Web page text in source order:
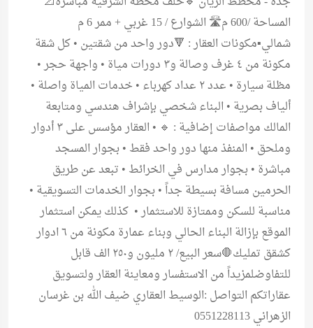
المساحة /600 م🛣️ الشوارع / 15 غربي + ممر 6 م
شمالي▪️مكونات العقار : 🔻دور واحد من شقتين • كل شقة
مكونة من ٤ غرف وصالة و٣ دورات مياة • واجهة حجر •
⁠مظلة سيارة • ⁠عدد ٢ عداد كهرباء • ⁠خدمات المياة واصلة •
⁠ألياف بصرية • ⁠البناء شخصي بإشراف هندسي ومتابعة
المالك مواصفات إضافية : 🔹 • العقار مؤسس على ٣ أدوار
وملحق • ⁠المنفذ منها دور واحد فقط • ⁠بجوار المسجد
مباشرة • ⁠بجوار مدارس في الخرائط • ⁠تبعد عن طريق
الحرمين مسافة بسيطة جداً • ⁠بجوار الخدمات التسويقية •
مناسبة للسكن وممتازة للاستثمار • ⁠ كذلك يمكن استثمار
الموقع بإزالة البناء الحالي وبناء عمارة مكونة من ٦ ادوار
كشقق تمليك🛑سعر البيع/ ٢ مليون و٢٥٠ الف قابل
للتفاوضلمزيداً من الاستفسار ومعاينة العقار ولتسويق
عقاراتكم التواصل :الوسيط العقاري ضيف الله بن غرسان
الزهراني 0551228113